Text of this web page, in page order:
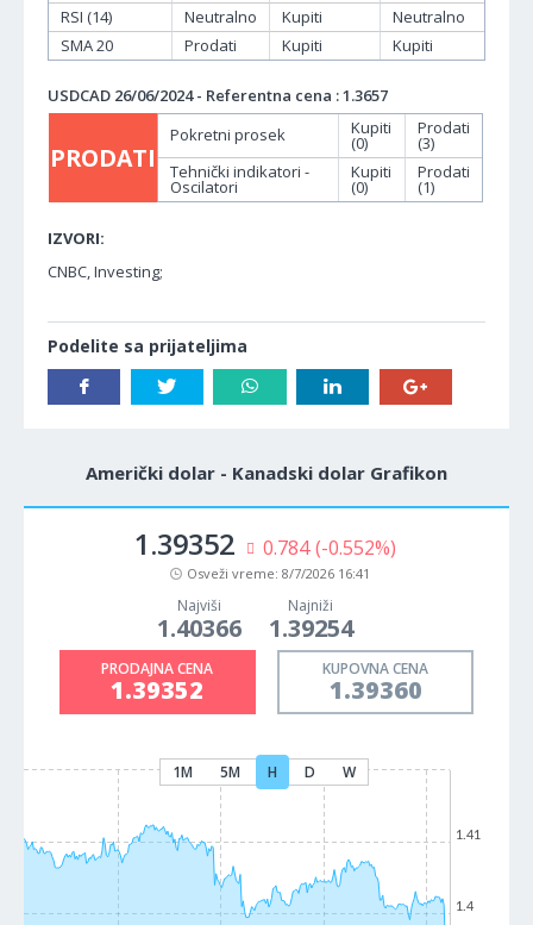
RSI (14)
Neutralno Kupiti
Neutralno
SMA 20
Prodati Kupiti Kupiti
USDCAD 26/06/2024 - Referentna cena : 1.3657
PRODATI
Pokretni prosek Kupiti
(0)
Prodati
(3)
Tehnički indikatori -
Oscilatori
Kupiti
(0)
Prodati
(1)
IZVORI:
CNBC, Investing;
Podelite sa prijateljima
Američki dolar - Kanadski dolar Grafikon
1.39352 0.784 (-0.552%)
Osveži vreme: 8/7/2026 16:41
Najviši
1.40366
Najniži
1.39254
PRODAJNA CENA
1.39352
KUPOVNA CENA
1.39360
1M 5M H D W
1.4
1.41